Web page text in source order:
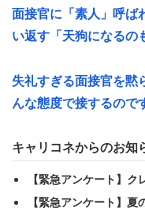
男性は、事前に説明す
として、
「飛行機代を返してほ
面接官に「素人」呼ば
い返す「天狗になるの
失礼すぎる面接官を黙
んな態度で接するので
キャリコネからのお知
【緊急アンケート】
【緊急アンケート】